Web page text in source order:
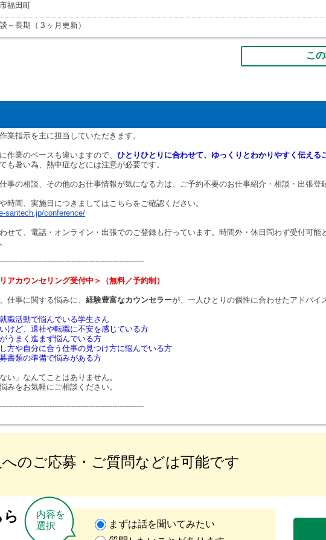
福田町
～長期（３ヶ月更新）
こ
業指示を主に担当していただきます。
作業のペースも違いますので、 ひとりひとりに合わせて、ゆっくりとわかりやすく伝える
も暑い為、熱中症などには注意が必要です。
事の相談、その他のお仕事情報が気になる方は、ご予約不要のお仕事紹介・相談・出張登
時間、実施日につきましてはこちらをご確認ください。
santech.jp/conference/
せて、電話・オンライン・出張でのご登録も行っています。時間外・休日問わず受付可能
アカウンセリング受付中＞（無料／予約制）
仕事に関する悩みに、 経験豊富なカウンセラーが、一人ひとりの個性に合わせたアドバイ
職活動で悩んでいる学生さん
けど、退社や転職に不安を感じている方
うまく進まず悩んでいる方
方や自分に合う仕事の見つけ方に悩んでいる方
書類の準備で悩みがある方
い」なんてことはありません。
みをお気軽にご相談ください。
のご応募・ご質問などは可能です
内容を
選択
まずは話を聞いてみたい